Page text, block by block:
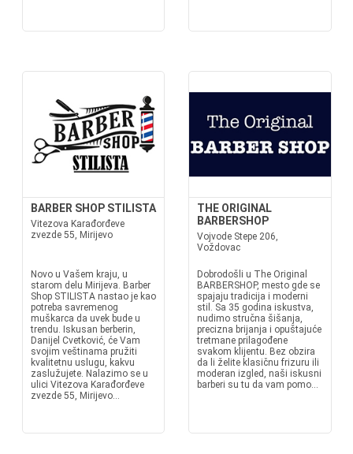
BARBER SHOP STILISTA
Vitezova Karađorđeve
zvezde 55, Mirijevo
Novo u Vašem kraju, u
starom delu Mirijeva. Barber
Shop STILISTA nastao je kao
potreba savremenog
muškarca da uvek bude u
trendu. Iskusan berberin,
Danijel Cvetković, će Vam
svojim veštinama pružiti
kvalitetnu uslugu, kakvu
zaslužujete. Nalazimo se u
ulici Vitezova Karađorđeve
zvezde 55, Mirijevo...
THE ORIGINAL
BARBERSHOP
Vojvode Stepe 206,
Voždovac
Dobrodošli u The Original
BARBERSHOP, mesto gde se
spajaju tradicija i moderni
stil. Sa 35 godina iskustva,
nudimo stručna šišanja,
precizna brijanja i opuštajuće
tretmane prilagođene
svakom klijentu. Bez obzira
da li želite klasičnu frizuru ili
moderan izgled, naši iskusni
barberi su tu da vam pomo...